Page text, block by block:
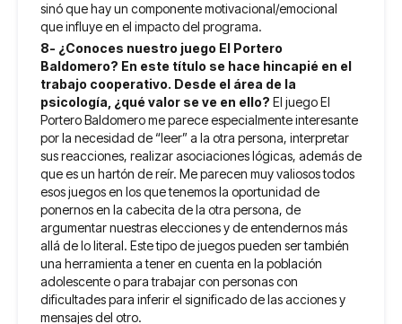
sinó que hay un componente motivacional/emocional
que influye en el impacto del programa.
8- ¿Conoces nuestro juego El Portero
Baldomero? En este título se hace hincapié en el
trabajo cooperativo. Desde el área de la
psicología, ¿qué valor se ve en ello? El juego El
Portero Baldomero me parece especialmente interesante
por la necesidad de “leer” a la otra persona, interpretar
sus reacciones, realizar asociaciones lógicas, además de
que es un hartón de reír. Me parecen muy valiosos todos
esos juegos en los que tenemos la oportunidad de
ponernos en la cabecita de la otra persona, de
argumentar nuestras elecciones y de entendernos más
allá de lo literal. Este tipo de juegos pueden ser también
una herramienta a tener en cuenta en la población
adolescente o para trabajar con personas con
dificultades para inferir el significado de las acciones y
mensajes del otro.